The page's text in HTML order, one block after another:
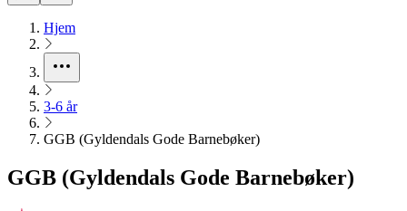
Hjem
3-6 år
GGB (Gyldendals Gode Barnebøker)
GGB (Gyldendals Gode Barnebøker)